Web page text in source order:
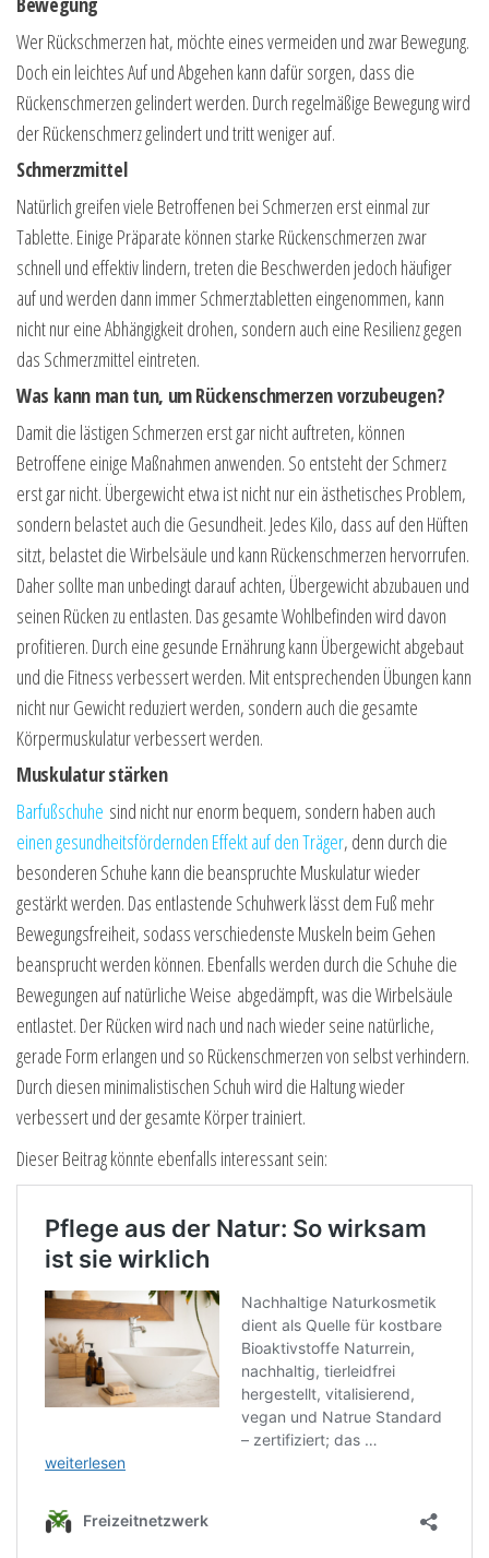
Wer Rückschmerzen hat, möchte eines vermeiden und zwar Bewegung.
Doch ein leichtes Auf und Abgehen kann dafür sorgen, dass die
Rückenschmerzen gelindert werden. Durch regelmäßige Bewegung wird
der Rückenschmerz gelindert und tritt weniger auf.
Schmerzmittel
Natürlich greifen viele Betroffenen bei Schmerzen erst einmal zur
Tablette. Einige Präparate können starke Rückenschmerzen zwar
schnell und effektiv lindern, treten die Beschwerden jedoch häufiger
auf und werden dann immer Schmerztabletten eingenommen, kann
nicht nur eine Abhängigkeit drohen, sondern auch eine Resilienz gegen
das Schmerzmittel eintreten.
Was kann man tun, um Rückenschmerzen vorzubeugen?
Damit die lästigen Schmerzen erst gar nicht auftreten, können
Betroffene einige Maßnahmen anwenden. So entsteht der Schmerz
erst gar nicht. Übergewicht etwa ist nicht nur ein ästhetisches Problem,
sondern belastet auch die Gesundheit. Jedes Kilo, dass auf den Hüften
sitzt, belastet die Wirbelsäule und kann Rückenschmerzen hervorrufen.
Daher sollte man unbedingt darauf achten, Übergewicht abzubauen und
seinen Rücken zu entlasten. Das gesamte Wohlbefinden wird davon
profitieren. Durch eine gesunde Ernährung kann Übergewicht abgebaut
und die Fitness verbessert werden. Mit entsprechenden Übungen kann
nicht nur Gewicht reduziert werden, sondern auch die gesamte
Körpermuskulatur verbessert werden.
Muskulatur stärken
Barfußschuhe sind nicht nur enorm bequem, sondern haben auch
einen gesundheitsfördernden Effekt auf den Träger, denn durch die
besonderen Schuhe kann die beanspruchte Muskulatur wieder
gestärkt werden. Das entlastende Schuhwerk lässt dem Fuß mehr
Bewegungsfreiheit, sodass verschiedenste Muskeln beim Gehen
beansprucht werden können. Ebenfalls werden durch die Schuhe die
Bewegungen auf natürliche Weise abgedämpft, was die Wirbelsäule
entlastet. Der Rücken wird nach und nach wieder seine natürliche,
gerade Form erlangen und so Rückenschmerzen von selbst verhindern.
Durch diesen minimalistischen Schuh wird die Haltung wieder
verbessert und der gesamte Körper trainiert.
Dieser Beitrag könnte ebenfalls interessant sein: